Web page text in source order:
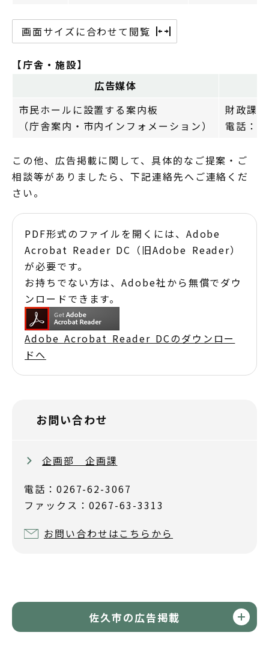
画面サイズに合わせて閲覧
【庁舎・施設】
広告媒体
市民ホールに設置する案内板
（庁舎案内・市内インフォメーション）
財政課
電話：
この他、広告掲載に関して、具体的なご提案・ご
相談等がありましたら、下記連絡先へご連絡くだ
さい。
PDF形式のファイルを開くには、Adobe
Acrobat Reader DC（旧Adobe Reader）
が必要です。
お持ちでない方は、Adobe社から無償でダウ
ンロードできます。
Adobe Acrobat Reader DCのダウンロー
ドへ
お問い合わせ
企画部 企画課
電話：0267-62-3067
ファックス：0267-63-3313
お問い合わせはこちらから
佐久市の広告掲載